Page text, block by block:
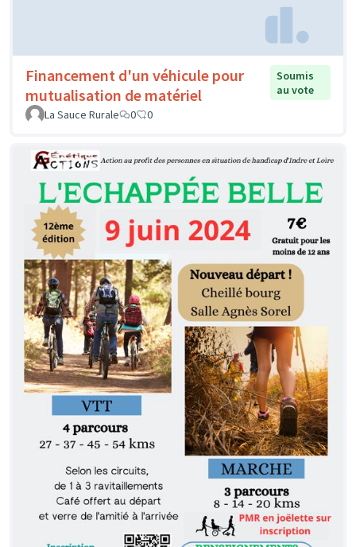
Financement d'un véhicule pour
mutualisation de matériel
Soumis
au vote
La Sauce Rurale
0 0